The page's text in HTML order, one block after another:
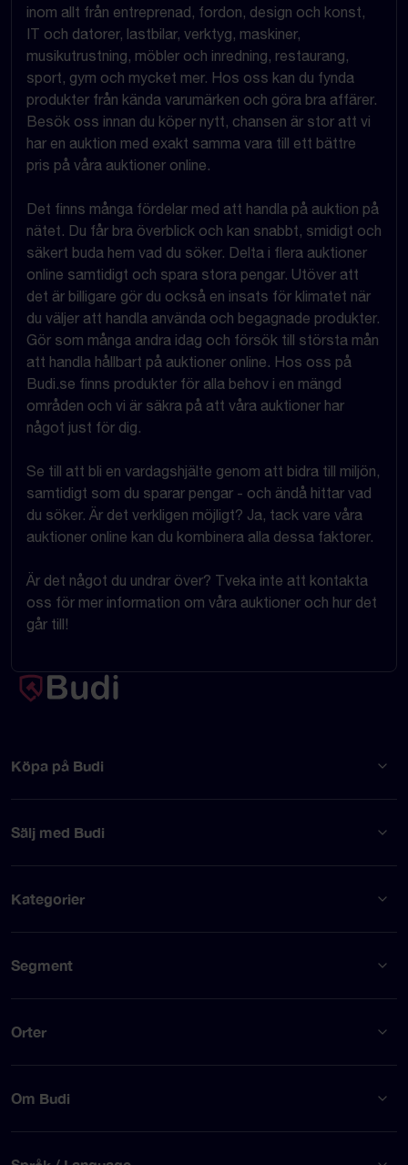
inom allt från entreprenad, fordon, design och konst,
IT och datorer, lastbilar, verktyg, maskiner,
musikutrustning, möbler och inredning, restaurang,
sport, gym och mycket mer. Hos oss kan du fynda
produkter från kända varumärken och göra bra affärer.
Besök oss innan du köper nytt, chansen är stor att vi
har en auktion med exakt samma vara till ett bättre
pris på våra auktioner online.
Det finns många fördelar med att handla på auktion på
nätet. Du får bra överblick och kan snabbt, smidigt och
säkert buda hem vad du söker. Delta i flera auktioner
online samtidigt och spara stora pengar. Utöver att
det är billigare gör du också en insats för klimatet när
du väljer att handla använda och begagnade produkter.
Gör som många andra idag och försök till största mån
att handla hållbart på auktioner online. Hos oss på
Budi.se finns produkter för alla behov i en mängd
områden och vi är säkra på att våra auktioner har
något just för dig.
Se till att bli en vardagshjälte genom att bidra till miljön,
samtidigt som du sparar pengar - och ändå hittar vad
du söker. Är det verkligen möjligt? Ja, tack vare våra
auktioner online kan du kombinera alla dessa faktorer.
Är det något du undrar över? Tveka inte att kontakta
oss för mer information om våra auktioner och hur det
går till!
Köpa på Budi
Sälj med Budi
Kategorier
Segment
Orter
Om Budi